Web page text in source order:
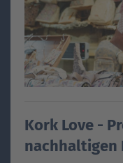
Kork Love -